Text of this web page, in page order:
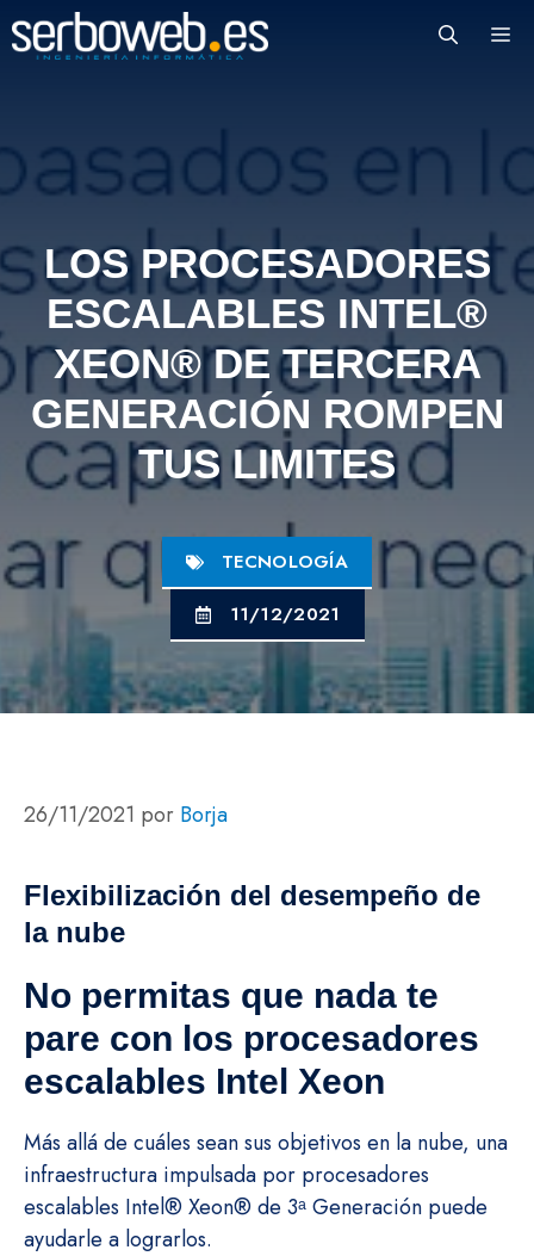
Saltar
al
LOS PROCESADORES
ESCALABLES INTEL®
XEON® DE TERCERA
GENERACIÓN ROMPEN
TUS LIMITES
TECNOLOGÍA
11/12/2021
26/11/2021 por Borja
Flexibilización del desempeño de
la nube
No permitas que nada te
pare con los procesadores
escalables Intel Xeon
Más allá de cuáles sean sus objetivos en la nube, una
infraestructura impulsada por procesadores
escalables Intel® Xeon® de 3ᵃ Generación puede
ayudarle a lograrlos.